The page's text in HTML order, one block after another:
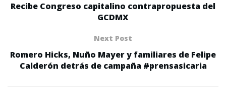
Recibe Congreso capitalino contrapropuesta del
GCDMX
Next Post
Romero Hicks, Nuño Mayer y familiares de Felipe
Calderón detrás de campaña #prensasicaria